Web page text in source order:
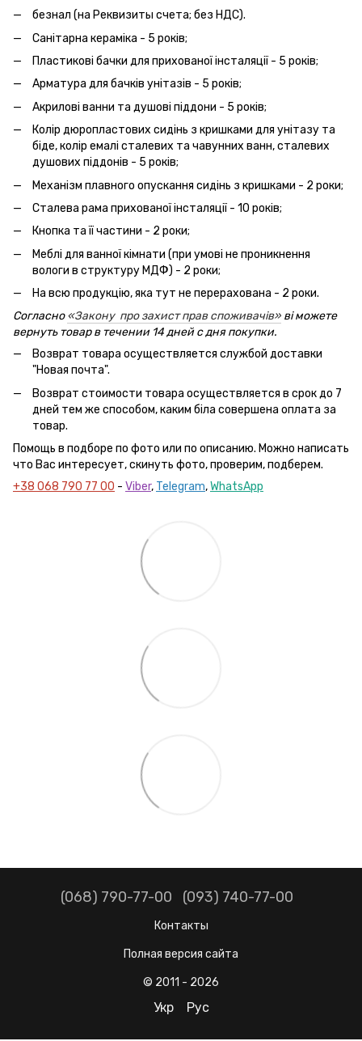
безнал (на Реквизиты счета; без НДС).
Санітарна кераміка - 5 років;
Пластикові бачки для прихованої інсталяції - 5 років;
Арматура для бачків унітазів - 5 років;
Акрилові ванни та душові піддони - 5 років;
Колір дюропластових сидінь з кришками для унітазу та
біде, колір емалі сталевих та чавунних ванн, сталевих
душових піддонів - 5 років;
Механізм плавного опускання сидінь з кришками - 2 роки;
Сталева рама прихованої інсталяції - 10 років;
Кнопка та її частини - 2 роки;
Меблі для ванної кімнати (при умові не проникнення
вологи в структуру МДФ) - 2 роки;
На всю продукцію, яка тут не перерахована - 2 роки.
Согласно«Закону про захист прав споживачів» ві можете
вернуть товар в течении 14 дней с дня покупки.
Возврат товара осуществляется службой доставки
"Новая почта".
Возврат стоимости товара осуществляется в срок до 7
дней тем же способом, каким біла совершена оплата за
товар.
Помощь в подборе по фото или по описанию. Можно написать
что Вас интересует, скинуть фото, проверим, подберем.
+38 068 790 77 00 - Viber, Telegram,WhatsApp
(068) 790-77-00 (093) 740-77-00
Контакты
Полная версия сайта
© 2011 - 2026
Укр Рус